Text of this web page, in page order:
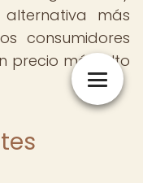
más
consumidores
precio más alto